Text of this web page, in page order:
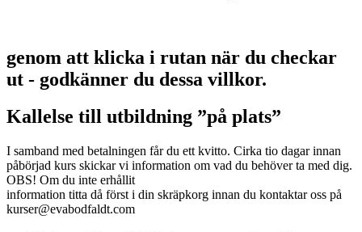
genom att klicka i rutan när du checkar
ut - godkänner du dessa villkor.
Kallelse till utbildning ”på plats”
I samband med betalningen får du ett kvitto. Cirka tio dagar innan
påbörjad kurs skickar vi information om vad du behöver ta med dig.
OBS! Om du inte erhållit
information titta då först i din skräpkorg innan du kontaktar oss på
kurser@evabodfaldt.com